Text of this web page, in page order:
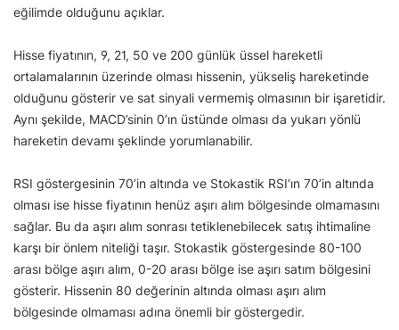
eğilimde olduğunu açıklar.
Hisse fiyatının, 9, 21, 50 ve 200 günlük üssel hareketli
ortalamalarının üzerinde olması hissenin, yükseliş hareketinde
olduğunu gösterir ve sat sinyali vermemiş olmasının bir işaretidir.
Aynı şekilde, MACD’sinin 0’ın üstünde olması da yukarı yönlü
hareketin devamı şeklinde yorumlanabilir.
RSI göstergesinin 70’in altında ve Stokastik RSI’ın 70’in altında
olması ise hisse fiyatının henüz aşırı alım bölgesinde olmamasını
sağlar. Bu da aşırı alım sonrası tetiklenebilecek satış ihtimaline
karşı bir önlem niteliği taşır. Stokastik göstergesinde 80-100
arası bölge aşırı alım, 0-20 arası bölge ise aşırı satım bölgesini
gösterir. Hissenin 80 değerinin altında olması aşırı alım
bölgesinde olmaması adına önemli bir göstergedir.